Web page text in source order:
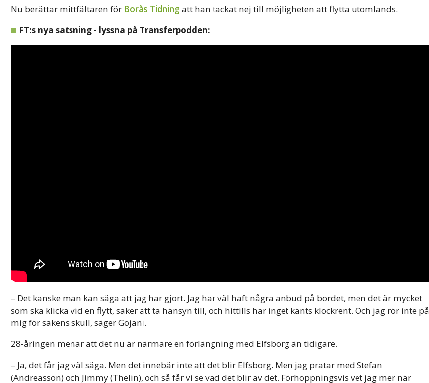
Nu berättar mittfältaren för Borås Tidning att han tackat nej till möjligheten att flytta utomlands.
FT:s nya satsning - lyssna på Transferpodden:
– Det kanske man kan säga att jag har gjort. Jag har väl haft några anbud på bordet, men det är mycket
som ska klicka vid en flytt, saker att ta hänsyn till, och hittills har inget känts klockrent. Och jag rör inte på
mig för sakens skull, säger Gojani.
28-åringen menar att det nu är närmare en förlängning med Elfsborg än tidigare.
– Ja, det får jag väl säga. Men det innebär inte att det blir Elfsborg. Men jag pratar med Stefan
(Andreasson) och Jimmy (Thelin), och så får vi se vad det blir av det. Förhoppningsvis vet jag mer när